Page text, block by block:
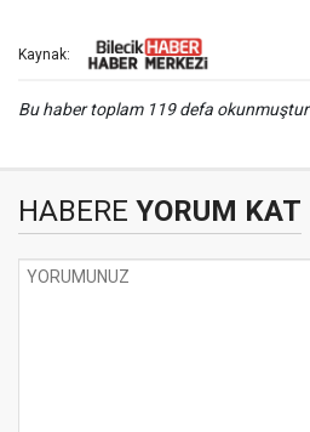
Kaynak:
Bu haber toplam 119 defa okunmuştur
HABERE YORUM KAT